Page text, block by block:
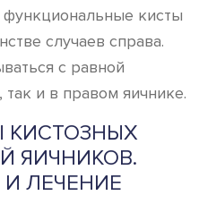
кисты
случаев справа.
с равной
и в правом яичнике.
КИСТОЗНЫХ
ЯИЧНИКОВ.
ЛЕЧЕНИЕ